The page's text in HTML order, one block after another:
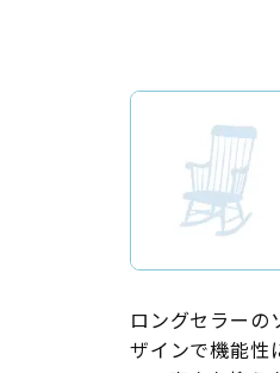
ロングセラーの
ザインで機能性